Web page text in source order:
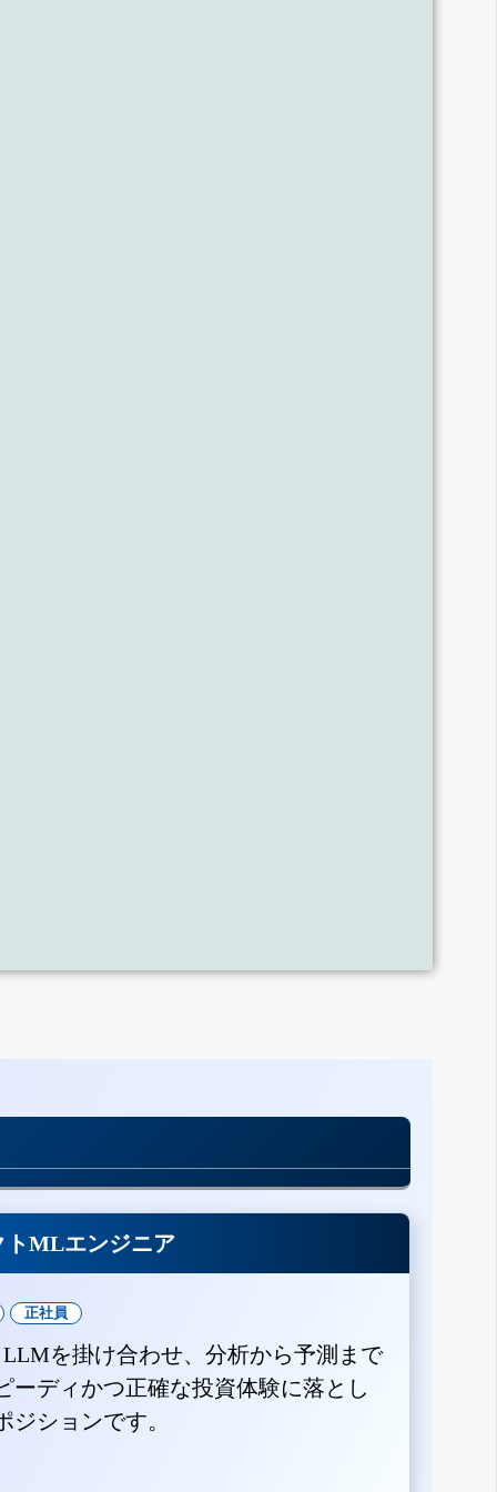
トMLエンジニア
正社員
を掛け合わせ、分析から予測まで
ーディかつ正確な投資体験に落とし
ジションです。